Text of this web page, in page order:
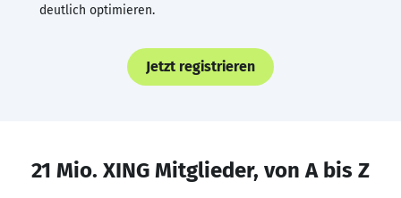
deutlich optimieren.
Jetzt registrieren
21 Mio. XING Mitglieder, von A bis Z